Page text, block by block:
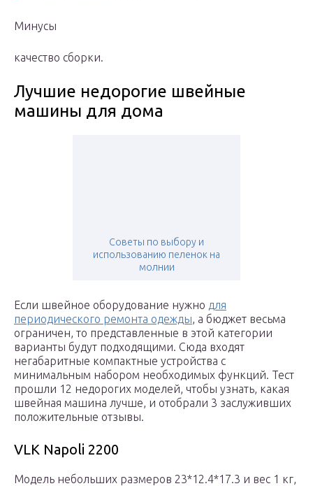
Минусы
качество сборки.
Лучшие недорогие швейные
машины для дома
Советы по выбору и
использованию пеленок на
молнии
Если швейное оборудование нужно для
периодического ремонта одежды, а бюджет весьма
ограничен, то представленные в этой категории
варианты будут подходящими. Сюда входят
негабаритные компактные устройства с
минимальным набором необходимых функций. Тест
прошли 12 недорогих моделей, чтобы узнать, какая
швейная машина лучше, и отобрали 3 заслуживших
положительные отзывы.
VLK Napoli 2200
Модель небольших размеров 23*12.4*17.3 и вес 1 кг,